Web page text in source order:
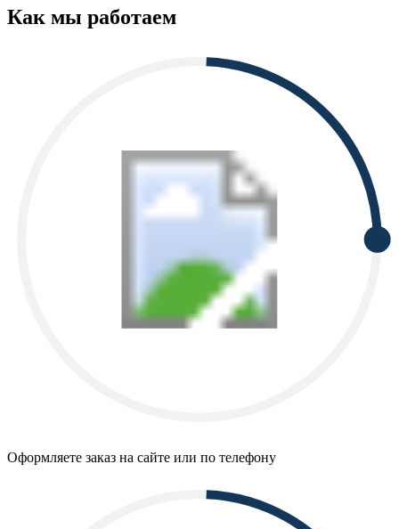
Как мы работаем
Оформляете заказ на сайте или по телефону